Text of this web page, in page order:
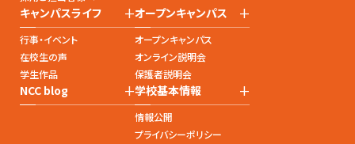
キャンパスライフ +
行事・イベント
在校生の声
学生作品
オープンキャンパス +
オープンキャンパス
オンライン説明会
保護者説明会
NCC blog +学校基本情報 +
情報公開
プライバシーポリシー